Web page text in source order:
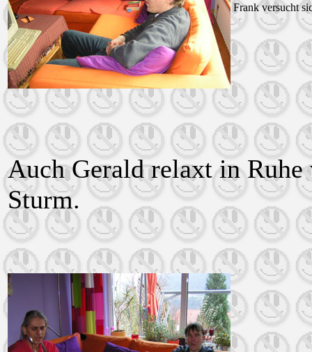
Frank versucht
Auch Gerald relaxt in Ruhe
Sturm.